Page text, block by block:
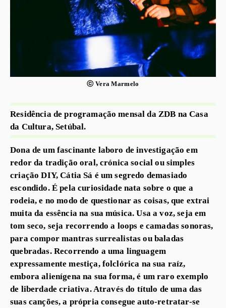
ⓒ Vera Marmelo
Residência de programação mensal da ZDB na Casa
da Cultura, Setúbal.
Dona de um fascinante laboro de investigação em
redor da tradição oral, crónica social ou simples
criação DIY, Cátia Sá é um segredo demasiado
escondido. É pela curiosidade nata sobre o que a
rodeia, e no modo de questionar as coisas, que extrai
muita da essência na sua música. Usa a voz, seja em
tom seco, seja recorrendo a loops e camadas sonoras,
para compor mantras surrealistas ou baladas
quebradas. Recorrendo a uma linguagem
expressamente mestiça, folclórica na sua raíz,
embora alienígena na sua forma, é um raro exemplo
de liberdade criativa. Através do título de uma das
suas canções, a própria consegue auto-retratar-se